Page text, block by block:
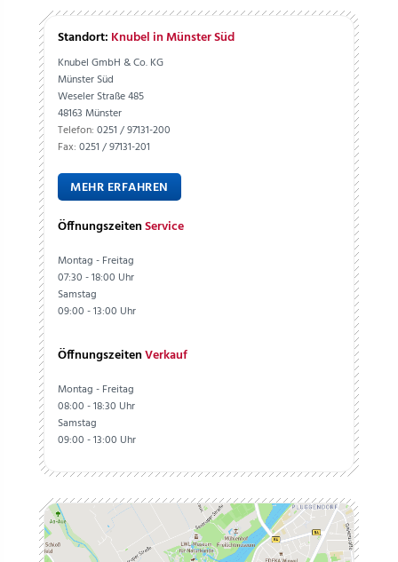
Standort: Knubel in Münster Süd
Knubel GmbH & Co. KG
Münster Süd
Weseler Straße 485
48163 Münster
Telefon: 0251 / 97131-200
Fax: 0251 / 97131-201
MEHR ERFAHREN
ÖffnungszeitenService
Montag - Freitag
07:30 - 18:00 Uhr
Samstag
09:00 - 13:00 Uhr
ÖffnungszeitenVerkauf
Montag - Freitag
08:00 - 18:30 Uhr
Samstag
09:00 - 13:00 Uhr